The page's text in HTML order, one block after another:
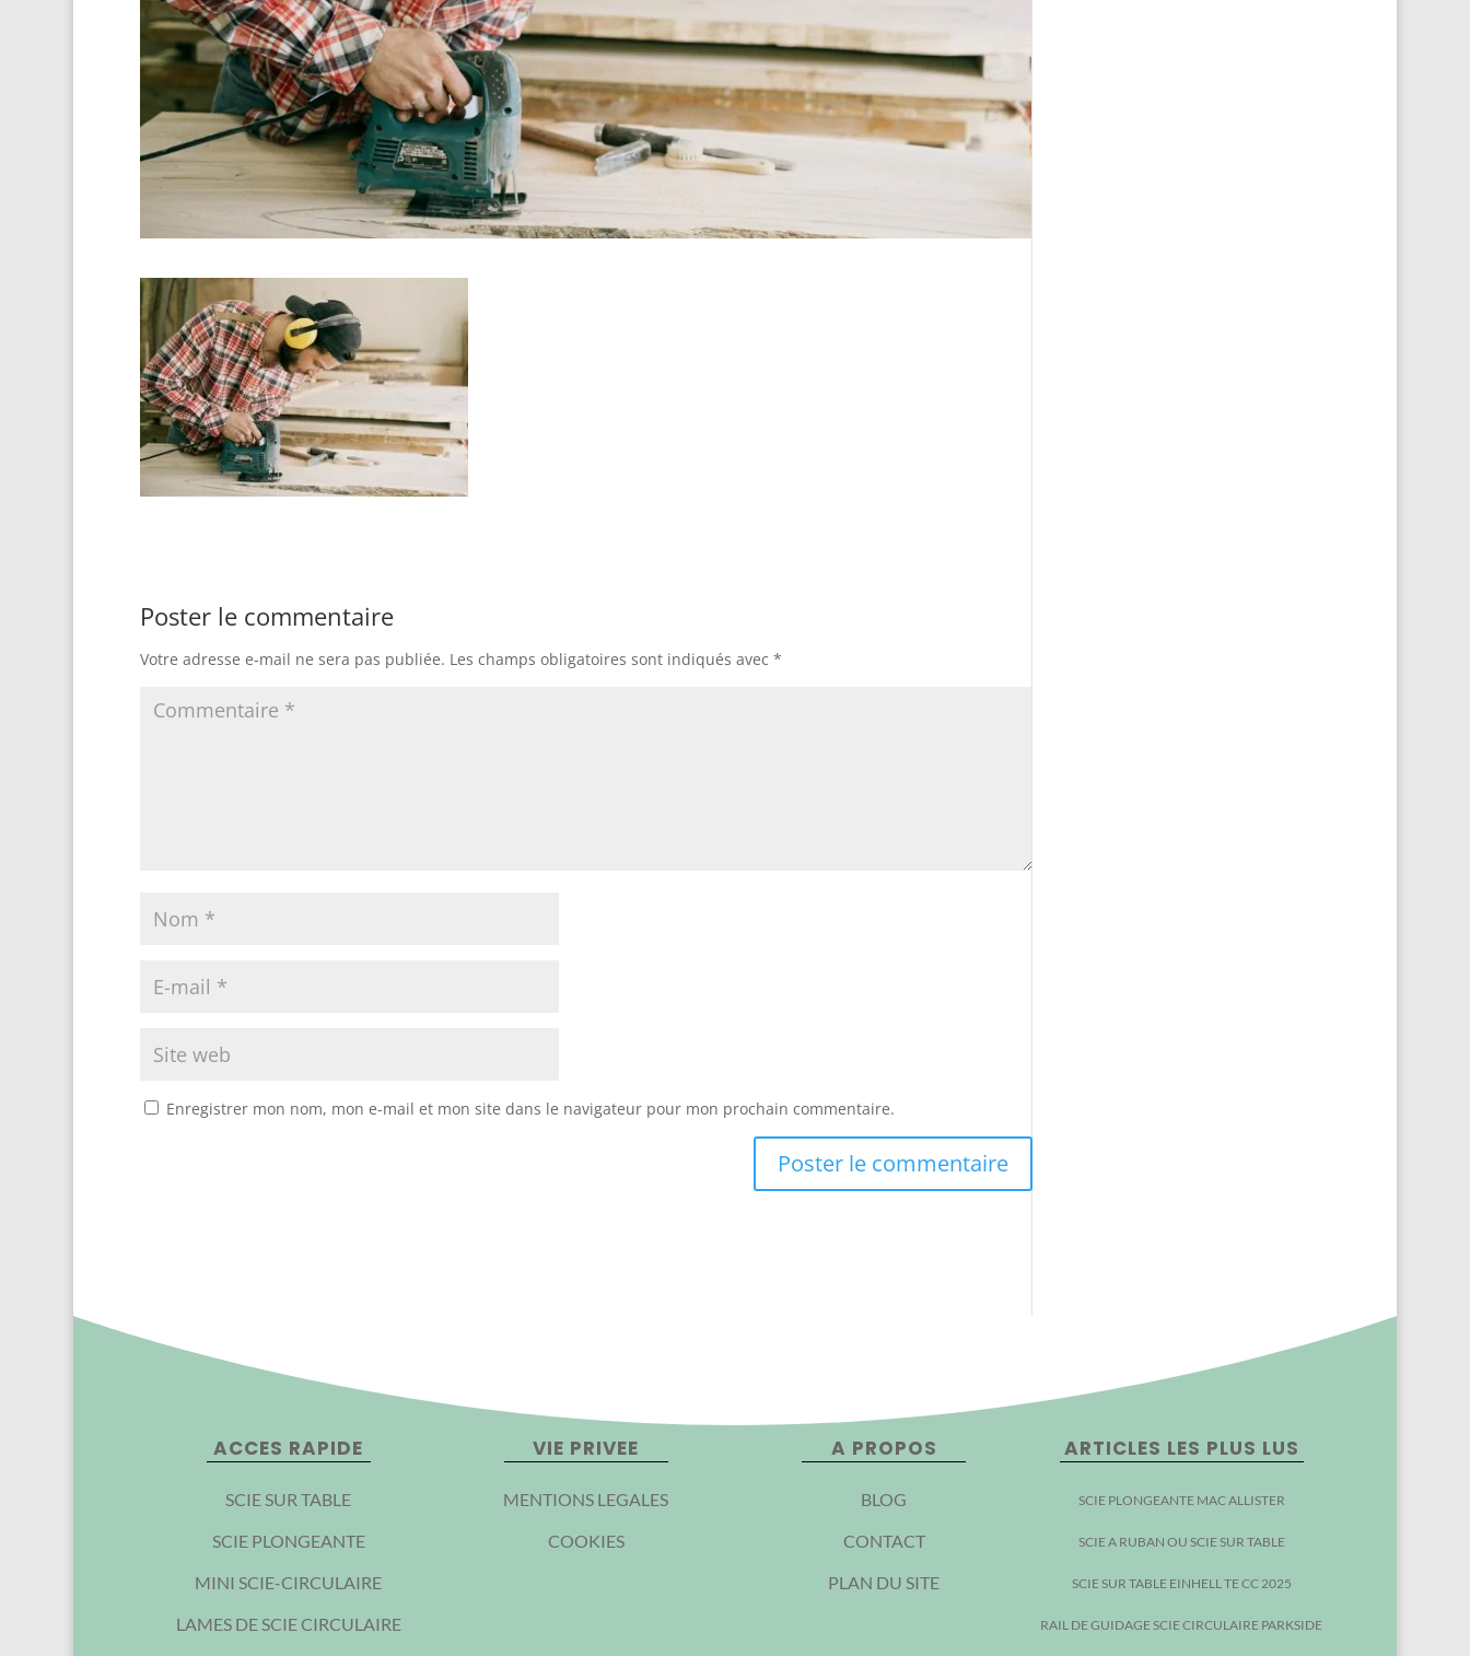
Poster le commentaire
Votre adresse e-mail ne sera pas publiée. Les champs obligatoires sont indiqués avec *
Enregistrer mon nom, mon e-mail et mon site dans le navigateur pour mon prochain commentaire.
ACCES RAPIDE
SCIE SUR TABLE
SCIE PLONGEANTE
MINI SCIE-CIRCULAIRE
LAMES DE SCIE CIRCULAIRE
VIE PRIVEE
MENTIONS LEGALES
COOKIES
A PROPOS
BLOG
CONTACT
PLAN DU SITE
ARTICLES LES PLUS LUS
SCIE PLONGEANTE MAC ALLISTER
SCIE A RUBAN OU SCIE SUR TABLE
SCIE SUR TABLE EINHELL TE CC 2025
RAIL DE GUIDAGE SCIE CIRCULAIRE PARKSIDE